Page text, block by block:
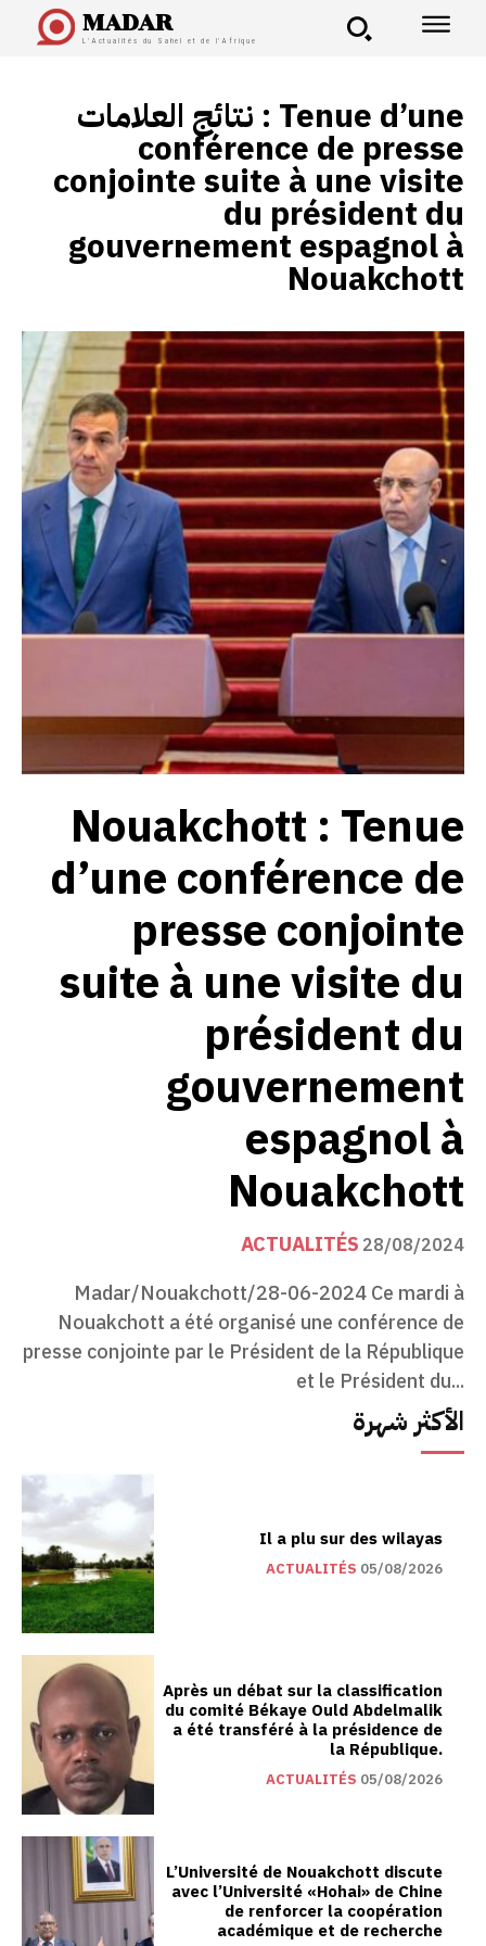
MADAR
L'Actualités du Sahel et de l'Afrique
نتائج العلامات : Tenue d’une
conférence de presse
conjointe suite à une visite
du président du
gouvernement espagnol à
Nouakchott
Nouakchott : Tenue
d’une conférence de
presse conjointe
suite à une visite du
président du
gouvernement
espagnol à
Nouakchott
ACTUALITÉS 28/08/2024
Madar/Nouakchott/28-06-2024 Ce mardi à
Nouakchott a été organisé une conférence de
presse conjointe par le Président de la République
et le Président du...
الأكثر شهرة
Il a plu sur des wilayas
ACTUALITÉS 05/08/2026
Après un débat sur la classification
du comité Békaye Ould Abdelmalik
a été transféré à la présidence de
la République.
ACTUALITÉS 05/08/2026
L’Université de Nouakchott discute
avec l’Université «Hohai» de Chine
de renforcer la coopération
académique et de recherche